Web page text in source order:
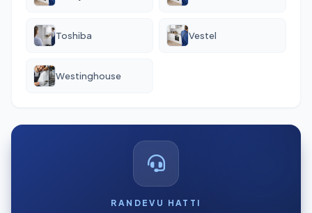
Toshiba Vestel
Westinghouse
RANDEVU HATTI